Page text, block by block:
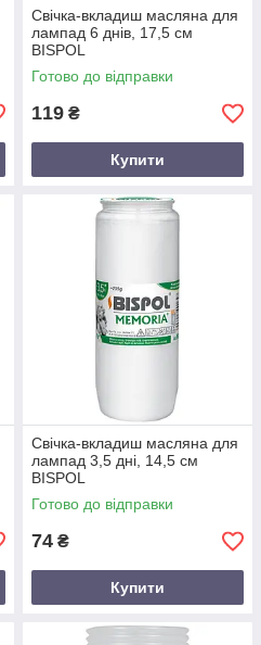
Свічка-вкладиш масляна для
лампад 6 днів, 17,5 см
BISPOL
Готово до відправки
119 ₴
Купити
Свічка-вкладиш масляна для
лампад 3,5 дні, 14,5 см
BISPOL
Готово до відправки
74 ₴
Купити